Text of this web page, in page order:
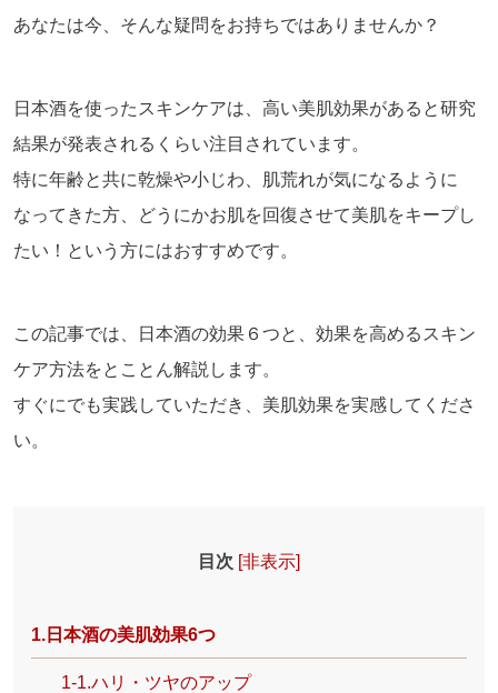
あなたは今、そんな疑問をお持ちではありませんか？
日本酒を使ったスキンケアは、高い美肌効果があると研究
結果が発表されるくらい注目されています。
特に年齢と共に乾燥や小じわ、肌荒れが気になるように
なってきた方、どうにかお肌を回復させて美肌をキープし
たい！という方にはおすすめです。
この記事では、日本酒の効果６つと、効果を高めるスキン
ケア方法をとことん解説します。
すぐにでも実践していただき、美肌効果を実感してくださ
い。
目次 [非表示]
1.日本酒の美肌効果6つ
1-1.ハリ・ツヤのアップ